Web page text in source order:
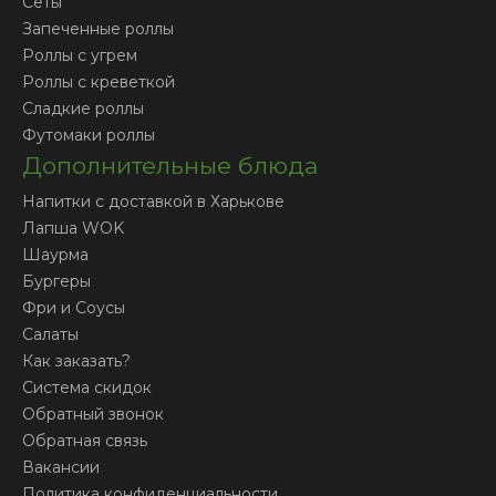
Запеченные роллы
Роллы с угрем
Роллы с креветкой
Сладкие роллы
Футомаки роллы
Дополнительные блюда
Напитки с доставкой в Харькове
Лапша WOK
Шаурма
Бургеры
Фри и Соусы
Салаты
Как заказать?
Система скидок
Обратный звонок
Обратная связь
Вакансии